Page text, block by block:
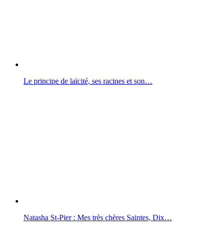
Le principe de laïcité, ses racines et son…
Natasha St-Pier : Mes très chères Saintes, Dix…